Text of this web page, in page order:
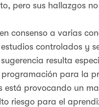
pero sus hallazgos
consenso a varias
controlados y
resulta
para la
está provocando un
riesgo para el